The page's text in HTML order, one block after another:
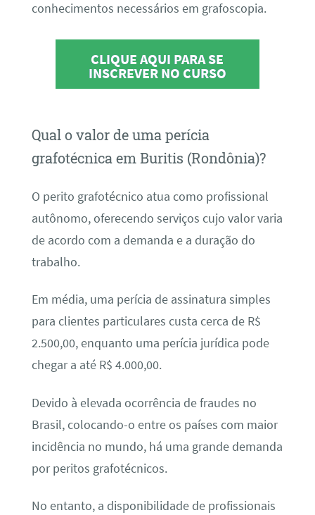
conhecimentos necessários em grafoscopia.
CLIQUE AQUI PARA SE
INSCREVER NO CURSO
Qual o valor de uma perícia
grafotécnica em Buritis (Rondônia)?
O perito grafotécnico atua como profissional
autônomo, oferecendo serviços cujo valor varia
de acordo com a demanda e a duração do
trabalho.
Em média, uma perícia de assinatura simples
para clientes particulares custa cerca de R$
2.500,00, enquanto uma perícia jurídica pode
chegar a até R$ 4.000,00.
Devido à elevada ocorrência de fraudes no
Brasil, colocando-o entre os países com maior
incidência no mundo, há uma grande demanda
por peritos grafotécnicos.
No entanto, a disponibilidade de profissionais